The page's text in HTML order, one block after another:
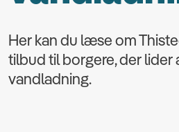
Her kan du læse om
tilbud til borgere, der lider
vandladning.